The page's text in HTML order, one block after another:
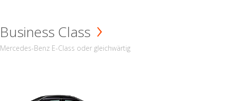
Business Class
Mercedes-Benz E-Class oder gleichwärtig